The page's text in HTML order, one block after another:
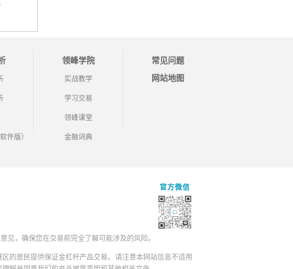
件版）
领峰学院
实战教学
学习交易
领峰课堂
金融词典
常见问题
网站地图
官方微信
，确保您在交易前完全了解可能涉及的风险。
的居民提供保证金杠杆产品交易。请注意本网站信息不适用